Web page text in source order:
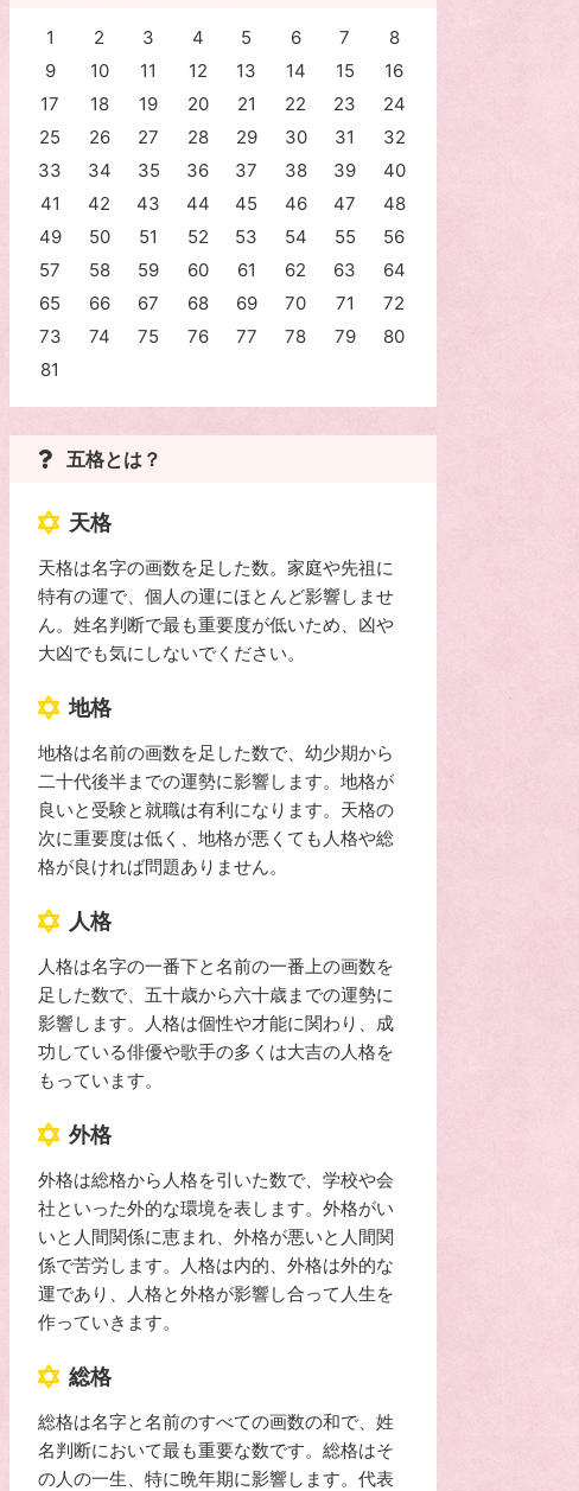
1 2 3 4 5 6 7
8
9
10 11 12 13 14 15
16
17
18 19 20 21 22 23
24
25
26 27 28 29 30 31
32
33
34 35 36 37 38 39
40
41
42 43 44 45 46 47
48
49
50 51 52 53 54 55
56
57
58 59 60 61 62 63
64
65
66 67 68 69 70 71
72
73
74 75 76 77 78 79
80
81
五格とは？
天格
天格は名字の画数を足した数。家庭や先祖に
特有の運で、個人の運にほとんど影響しませ
ん。姓名判断で最も重要度が低いため、凶や
大凶でも気にしないでください。
地格
地格は名前の画数を足した数で、幼少期から
二十代後半までの運勢に影響します。地格が
良いと受験と就職は有利になります。天格の
次に重要度は低く、地格が悪くても人格や総
格が良ければ問題ありません。
人格
人格は名字の一番下と名前の一番上の画数を
足した数で、五十歳から六十歳までの運勢に
影響します。人格は個性や才能に関わり、成
功している俳優や歌手の多くは大吉の人格を
もっています。
外格
外格は総格から人格を引いた数で、学校や会
社といった外的な環境を表します。外格がい
いと人間関係に恵まれ、外格が悪いと人間関
係で苦労します。人格は内的、外格は外的な
運であり、人格と外格が影響し合って人生を
作っていきます。
総格
総格は名字と名前のすべての画数の和で、姓
名判断において最も重要な数です。総格はそ
の人の一生、特に晩年期に影響します。代表